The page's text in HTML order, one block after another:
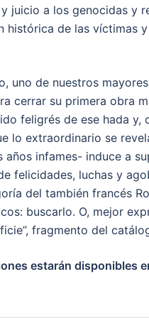
juicio a los genocidas y
histórica de las víctimas
uno de nuestros
cerrar su primera obra
feligrés de ese hada y,
lo extraordinario se
años infames- induce a
felicidades, luchas y
del también francés
buscarlo. O, mejor
fragmento del
estarán disponibles